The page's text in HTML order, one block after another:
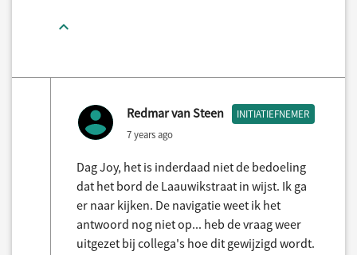
Redmar van Steen INITIATIEFNEMER
7 years ago
Dag Joy, het is inderdaad niet de bedoeling
dat het bord de Laauwikstraat in wijst. Ik ga
er naar kijken. De navigatie weet ik het
antwoord nog niet op... heb de vraag weer
uitgezet bij collega's hoe dit gewijzigd wordt.